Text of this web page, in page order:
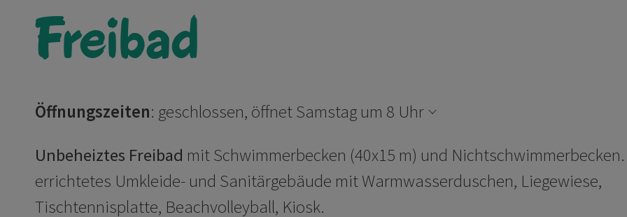
Freibad
Öffnungszeiten: geschlossen, öffnet Samstag um 8 Uhr
Unbeheiztes Freibad mit Schwimmerbecken (40x15 m) und
errichtetes Umkleide- und Sanitärgebäude mit Warmwasserduschen, Liegewiese,
Tischtennisplatte, Beachvolleyball, Kiosk.